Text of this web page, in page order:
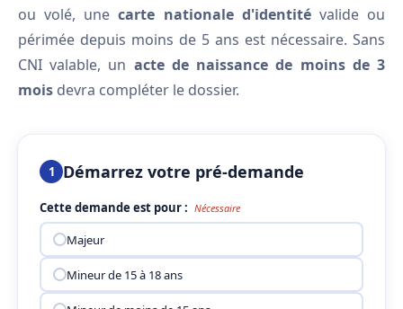
ou volé, unecarte nationale d'identitévalide ou
périmée depuis moins de 5 ans est nécessaire. Sans
CNI valable, un acte de naissance de moins de 3
mois devra compléter le dossier.
1 Démarrez votre pré-demande
Cette demande est pour : Nécessaire
Majeur
Mineur de 15 à 18 ans